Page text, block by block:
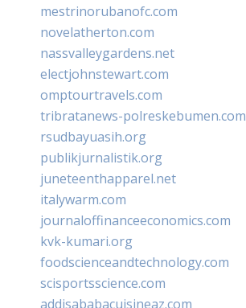
mestrinorubanofc.com
novelatherton.com
nassvalleygardens.net
electjohnstewart.com
omptourtravels.com
tribratanews-polreskebumen.com
rsudbayuasih.org
publikjurnalistik.org
juneteenthapparel.net
italywarm.com
journaloffinanceeconomics.com
kvk-kumari.org
foodscienceandtechnology.com
scisportsscience.com
addisababacuisineaz.com